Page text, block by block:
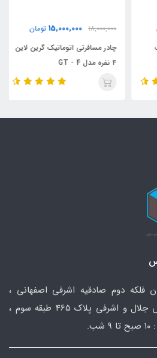
18,000,000
15,000,000 تومان
چادر مسافرتی اتوماتیک گرین لاین
فلکه دوم صادقیه اشرفی اصفهانی ،
ابتدای جلال آل احمد ، نبش جلال و اشرفی پلاک 465 طبقه سوم ،